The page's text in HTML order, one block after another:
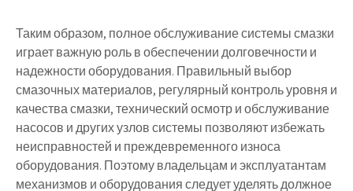
Таким образом, полное обслуживание системы смазки
играет важную роль в обеспечении долговечности и
надежности оборудования. Правильный выбор
смазочных материалов, регулярный контроль уровня и
качества смазки, технический осмотр и обслуживание
насосов и других узлов системы позволяют избежать
неисправностей и преждевременного износа
оборудования. Поэтому владельцам и эксплуатантам
механизмов и оборудования следует уделять должное